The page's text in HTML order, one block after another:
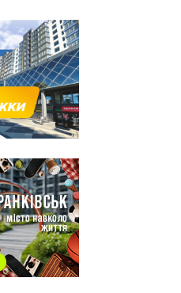
новий житловий
захід: Франківськ —
цін на новобудови
забудову та
Франківськ
будівництво
«Надрічний»